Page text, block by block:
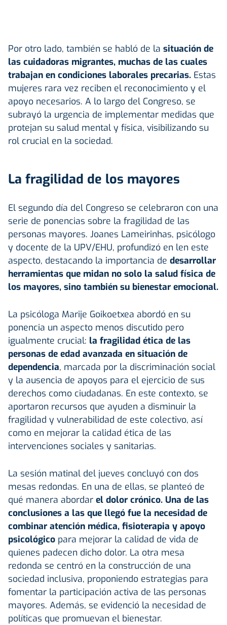
Por otro lado, también se habló de la situación de
las cuidadoras migrantes, muchas de las cuales
trabajan en condiciones laborales precarias. Estas
mujeres rara vez reciben el reconocimiento y el
apoyo necesarios. A lo largo del Congreso, se
subrayó la urgencia de implementar medidas que
protejan su salud mental y física, visibilizando su
rol crucial en la sociedad.
La fragilidad de los mayores
El segundo día del Congreso se celebraron con una
serie de ponencias sobre la fragilidad de las
personas mayores. Joanes Lameirinhas, psicólogo
y docente de la UPV/EHU, profundizó en len este
aspecto, destacando la importancia de desarrollar
herramientas que midan no solo la salud física de
los mayores, sino también su bienestar emocional.
La psicóloga Marije Goikoetxea abordó en su
ponencia un aspecto menos discutido pero
igualmente crucial: la fragilidad ética de las
personas de edad avanzada en situación de
dependencia, marcada por la discriminación social
y la ausencia de apoyos para el ejercicio de sus
derechos como ciudadanas. En este contexto, se
aportaron recursos que ayuden a disminuir la
fragilidad y vulnerabilidad de este colectivo, así
como en mejorar la calidad ética de las
intervenciones sociales y sanitarias.
La sesión matinal del jueves concluyó con dos
mesas redondas. En una de ellas, se planteó de
qué manera abordar el dolor crónico. Una de las
conclusiones a las que llegó fue la necesidad de
combinar atención médica, fisioterapia y apoyo
psicológico para mejorar la calidad de vida de
quienes padecen dicho dolor. La otra mesa
redonda se centró en la construcción de una
sociedad inclusiva, proponiendo estrategias para
fomentar la participación activa de las personas
mayores. Además, se evidenció la necesidad de
políticas que promuevan el bienestar.